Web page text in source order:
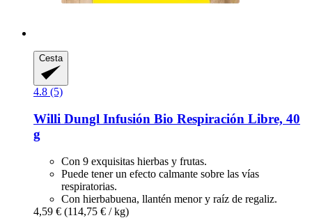
Cesta
4.8 (5)
Willi Dungl Infusión Bio Respiración Libre, 40
g
Con 9 exquisitas hierbas y frutas.
Puede tener un efecto calmante sobre las vías
respiratorias.
Con hierbabuena, llantén menor y raíz de regaliz.
4,59 € (114,75 € / kg)